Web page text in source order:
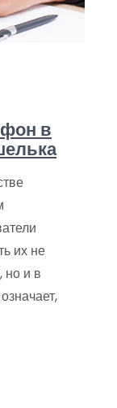
в
их не
но и в